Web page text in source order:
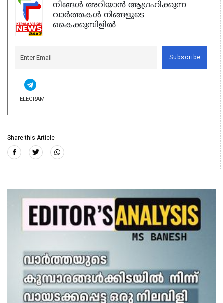
നിങ്ങൾ അറിയാൻ ആഗ്രഹിക്കുന്ന
വാർത്തകൾ നിങ്ങളുടെ
കൈക്കുമ്പിളിൽ
Subscribe
TELEGRAM
Share this Article